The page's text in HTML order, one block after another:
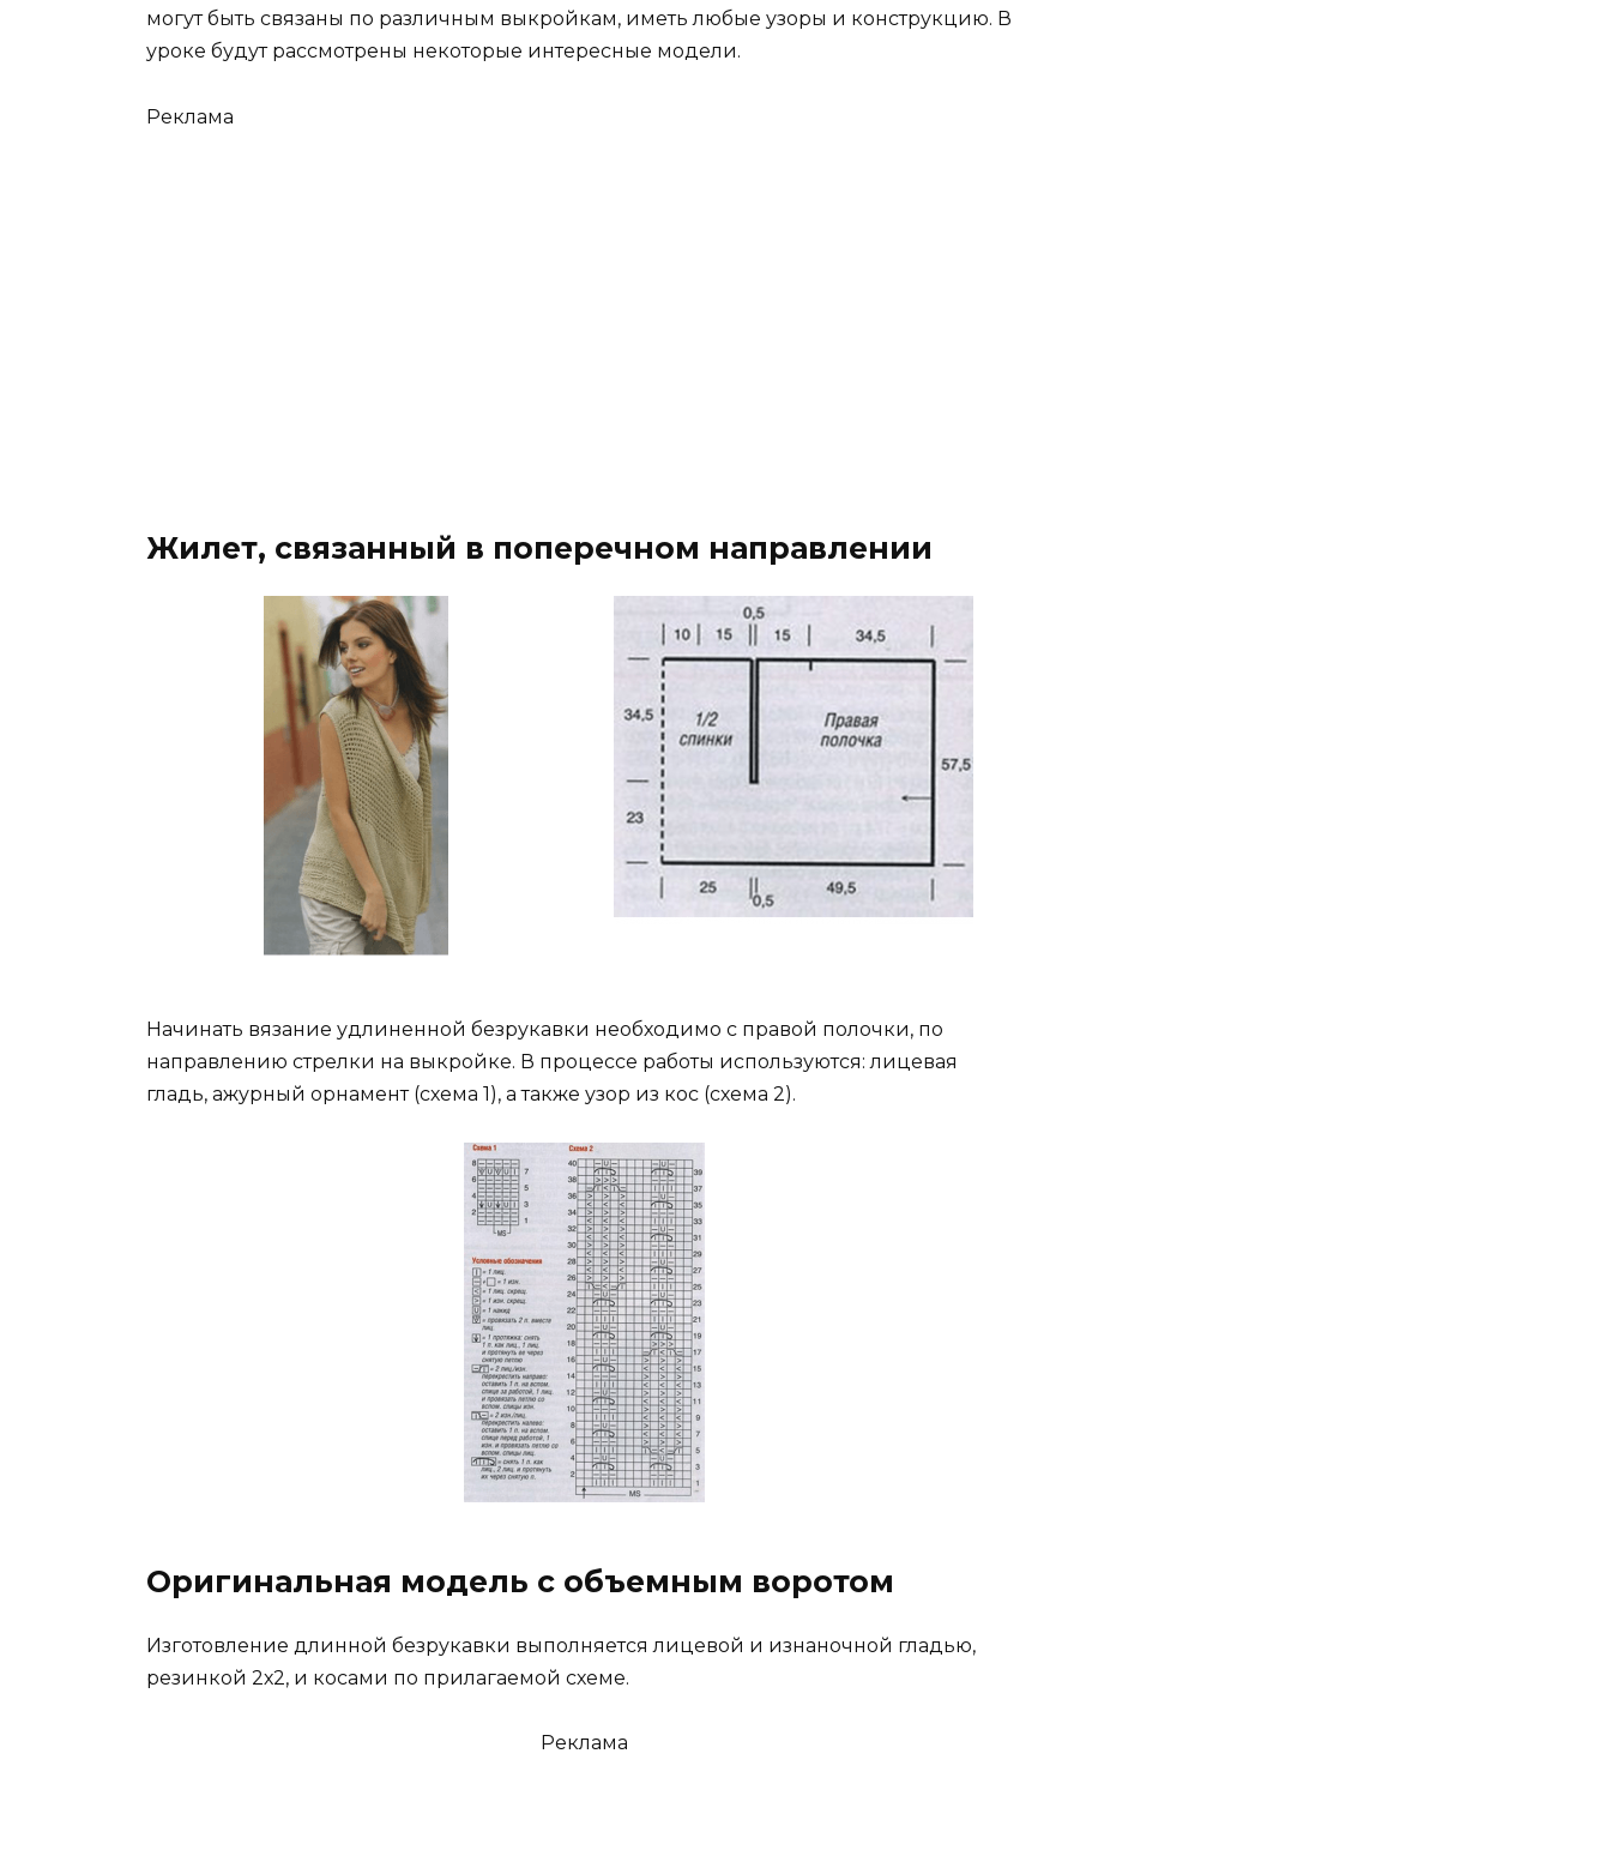
могут быть связаны по различным выкройкам, иметь любые узоры и конструкцию. В
уроке будут рассмотрены некоторые интересные модели.
Реклама
Жилет, связанный в поперечном направлении
Начинать вязание удлиненной безрукавки необходимо с правой полочки, по
направлению стрелки на выкройке. В процессе работы используются: лицевая
гладь, ажурный орнамент (схема 1), а также узор из кос (схема 2).
Оригинальная модель с объемным воротом
Изготовление длинной безрукавки выполняется лицевой и изнаночной гладью,
резинкой 2х2, и косами по прилагаемой схеме.
Реклама